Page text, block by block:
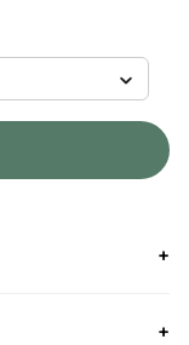
+
+